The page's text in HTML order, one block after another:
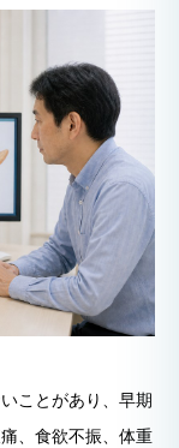
ことがあり、早期
、食欲不振、体重